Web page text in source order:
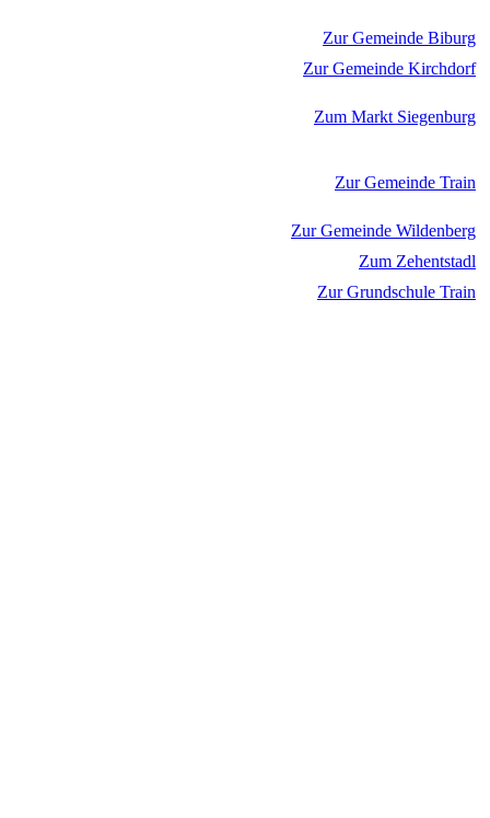
Zur Gemeinde Biburg
Zur Gemeinde Kirchdorf
Zum Markt Siegenburg
Zur Gemeinde Train
Zur Gemeinde Wildenberg
Zum Zehentstadl
Zur Grundschule Train